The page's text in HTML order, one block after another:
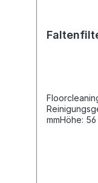
mmHöhe: